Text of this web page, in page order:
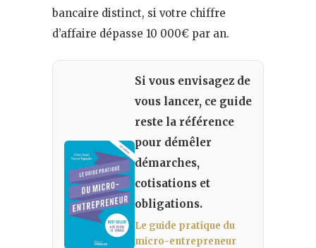
bancaire distinct, si votre chiffre
d’affaire dépasse 10 000€ par an.
Si vous envisagez de
vous lancer, ce guide
reste la référence
pour démêler
démarches,
cotisations et
obligations.
Le guide pratique du
micro-entrepreneur